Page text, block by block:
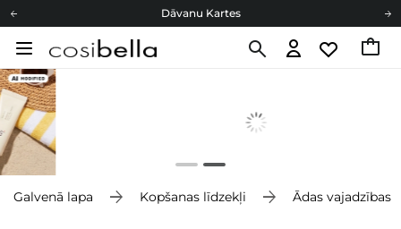
Dāvanu Kartes
Cosibella lojalitātes programma
Galvenā lapa Kopšanas līdzekļi Ādas vajadzības